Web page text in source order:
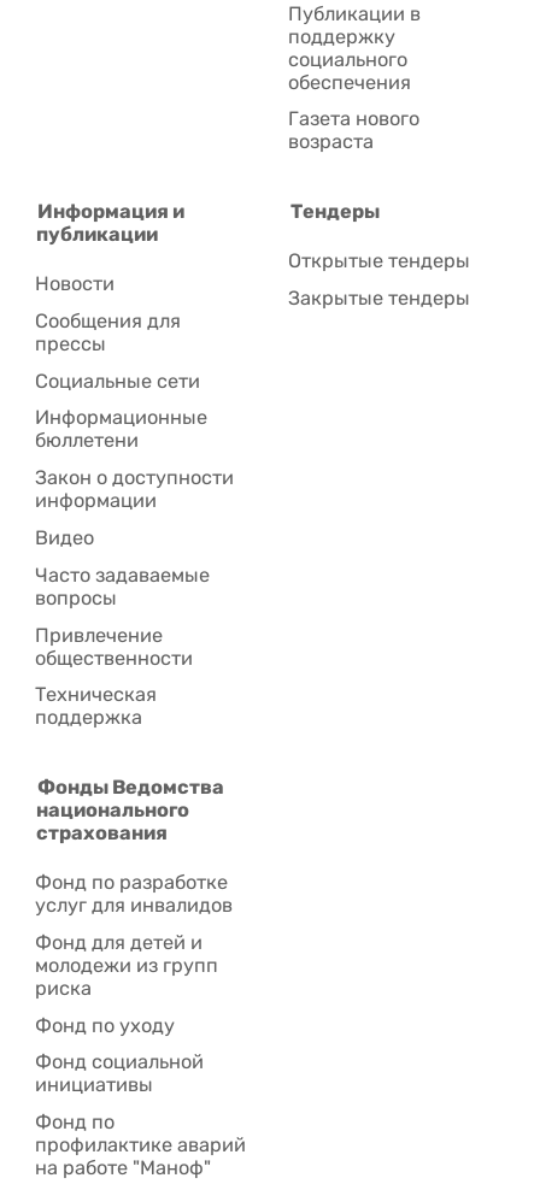
Публикации в
поддержку
социального
обеспечения
Газета нового
возраста
Информация и
публикации
Новости
Сообщения для
прессы
Социальные сети
Информационные
бюллетени
Закон о доступности
информации
Видео
Часто задаваемые
вопросы
Привлечение
общественности
Техническая
поддержка
Тендеры
Открытые тендеры
Закрытые тендеры
Фонды Ведомства
национального
страхования
Фонд по разработке
услуг для инвалидов
Фонд для детей и
молодежи из групп
риска
Фонд по уходу
Фонд социальной
инициативы
Фонд по
профилактике аварий
на работе "Маноф"